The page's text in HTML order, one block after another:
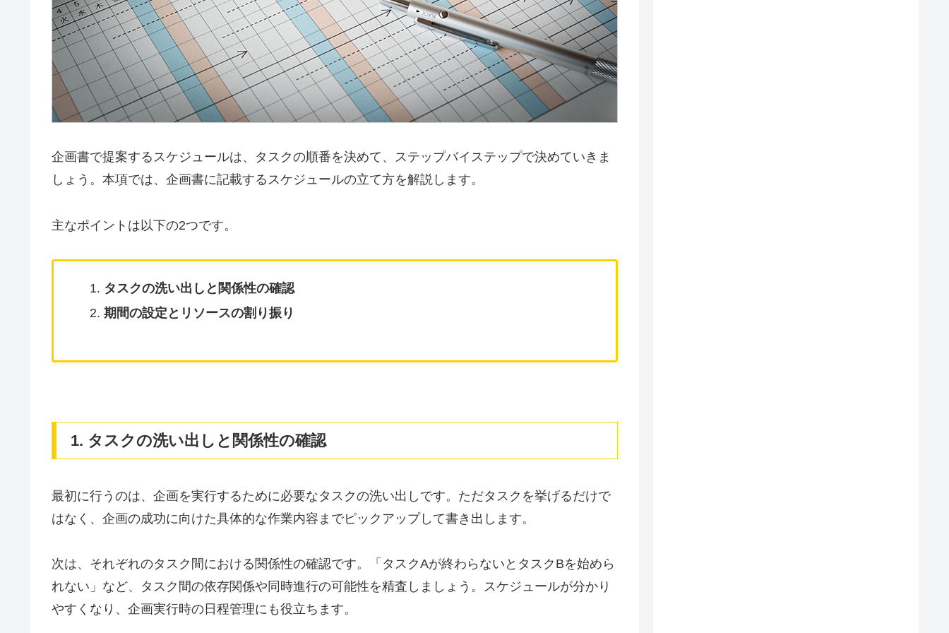
企画書で提案するスケジュールは、タスクの順番を決めて、ステップバイステップで決めていきま
しょう。本項では、企画書に記載するスケジュールの立て方を解説します。
主なポイントは以下の2つです。
タスクの洗い出しと関係性の確認
期間の設定とリソースの割り振り
1. タスクの洗い出しと関係性の確認
最初に行うのは、企画を実行するために必要なタスクの洗い出しです。ただタスクを挙げるだけで
はなく、企画の成功に向けた具体的な作業内容までピックアップして書き出します。
次は、それぞれのタスク間における関係性の確認です。「タスクAが終わらないとタスクBを始めら
れない」など、タスク間の依存関係や同時進行の可能性を精査しましょう。スケジュールが分かり
やすくなり、企画実行時の日程管理にも役立ちます。